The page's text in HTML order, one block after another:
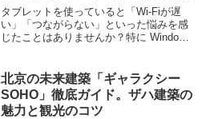
タブレットを使っていると「Wi-Fiが遅
い」「つながらない」といった悩みを感
じたことはありませんか？特に Windows
の記事では、「タブレットをWi-Fiで快
適...
北京の未来建築「ギャラクシー
SOHO」徹底ガイド。ザハ建築の
魅力と観光のコツ